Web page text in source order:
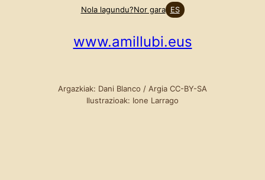
Nola lagundu?Nor gara ES
www.amillubi.eus
Argazkiak: Dani Blanco / Argia CC-BY-SA
Ilustrazioak: Ione Larrago